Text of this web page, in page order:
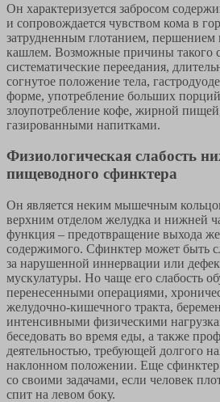
Он характеризуется забросом
и сопровождается чувством кома в
затрудненным глотанием,
кашлем. Возможные причины такого
систематические переедания,
согнутое положение тела,
форме, употребление больших
злоупотребление кофе, жирной
газированными напитками.
Физиологическая слабость
пищеводного сфинктера
Он является неким мышечным
верхним отделом желудка и нижней
функция – предотвращение выхода
содержимого. Сфинктер может быть
за нарушенной иннервации или
мускулатуры. Но чаще его слабость
перенесенными операциями,
желудочно-кишечного тракта,
интенсивными физическими
беседовать во время еды, а также
деятельностью, требующей долгого
наклонном положении. Еще сфинктер
со своими задачами, если человек
спит на левом боку.